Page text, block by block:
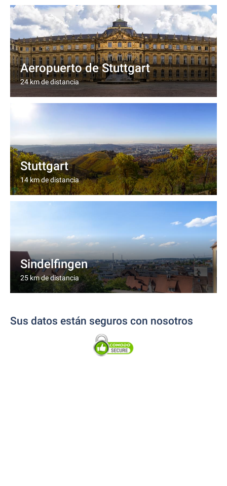
Aeropuerto de Stuttgart
24 km de distancia
Stuttgart
14 km de distancia
Sindelfingen
25 km de distancia
Sus datos están seguros con nosotros